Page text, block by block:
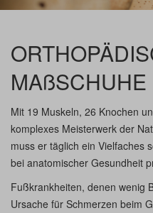
MAßSCHUHE
Mit 19 Muskeln, 26 Knochen
komplexes Meisterwerk der
muss er täglich ein Vielfaches
bei anatomischer Gesundheit
Fußkrankheiten, denen wenig
Ursache für Schmerzen beim